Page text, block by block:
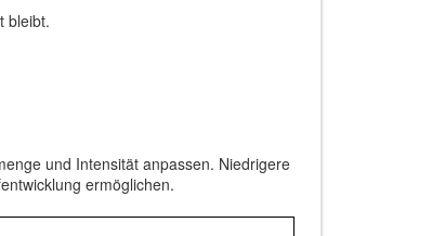
bleibt.
und Intensität anpassen. Niedrigere
ermöglichen.